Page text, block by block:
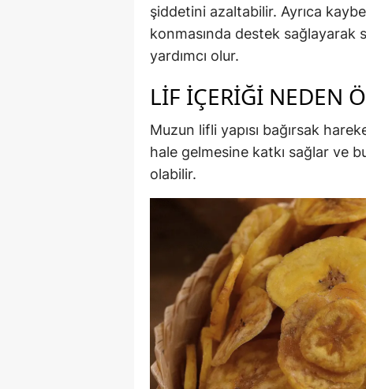
şiddetini azaltabilir. Ayrıca
konmasında destek
yardımcı olur.
LIF İÇERIĞI NEDEN
Muzun lifli yapısı bağırsak
hale gelmesine katkı sağlar ve
olabilir.